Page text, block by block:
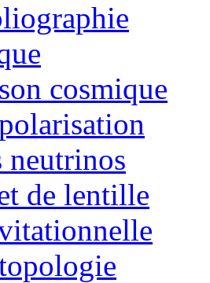
cosmique
neutrinos
de lentille